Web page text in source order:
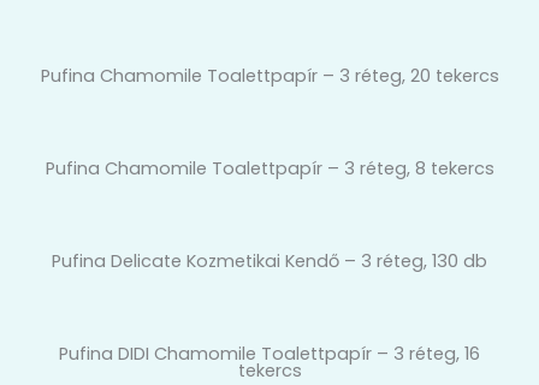
Pufina Chamomile Toalettpapír – 3 réteg, 20 tekercs
Pufina Chamomile Toalettpapír – 3 réteg, 8 tekercs
Pufina Delicate Kozmetikai Kendő – 3 réteg, 130 db
Pufina DIDI Chamomile Toalettpapír – 3 réteg, 16
tekercs